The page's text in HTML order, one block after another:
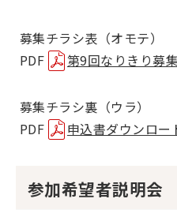
募集チラシ表（オモテ）
PDF
第9回なりきり募
募集チラシ裏（ウラ）
PDF
申込書ダウンロ
参加希望者説明会